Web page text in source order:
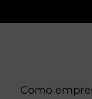
Como